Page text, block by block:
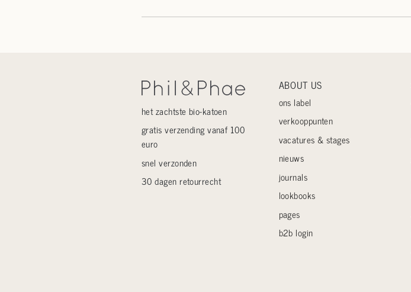
het zachtste bio-katoen
gratis verzending vanaf 100
euro
snel verzonden
30 dagen retourrecht
ABOUT US
ons label
verkooppunten
vacatures & stages
nieuws
journals
lookbooks
pages
b2b login